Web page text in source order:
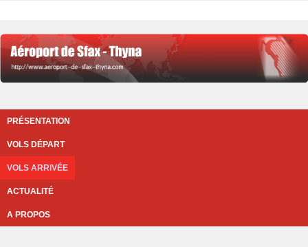
PRÉSENTATION
VOLS DÉPART
VOLS ARRIVÉE
ACTUALITÉ
A PROPOS